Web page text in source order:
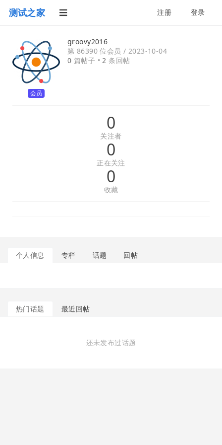
测试之家 注册 登录
会员
groovy2016
第 86390 位会员 / 2023-10-04
0 篇帖子 •2 条回帖
0
关注者
0
正在关注
0
收藏
个人信息 专栏 话题 回帖
热门话题 最近回帖
还未发布过话题